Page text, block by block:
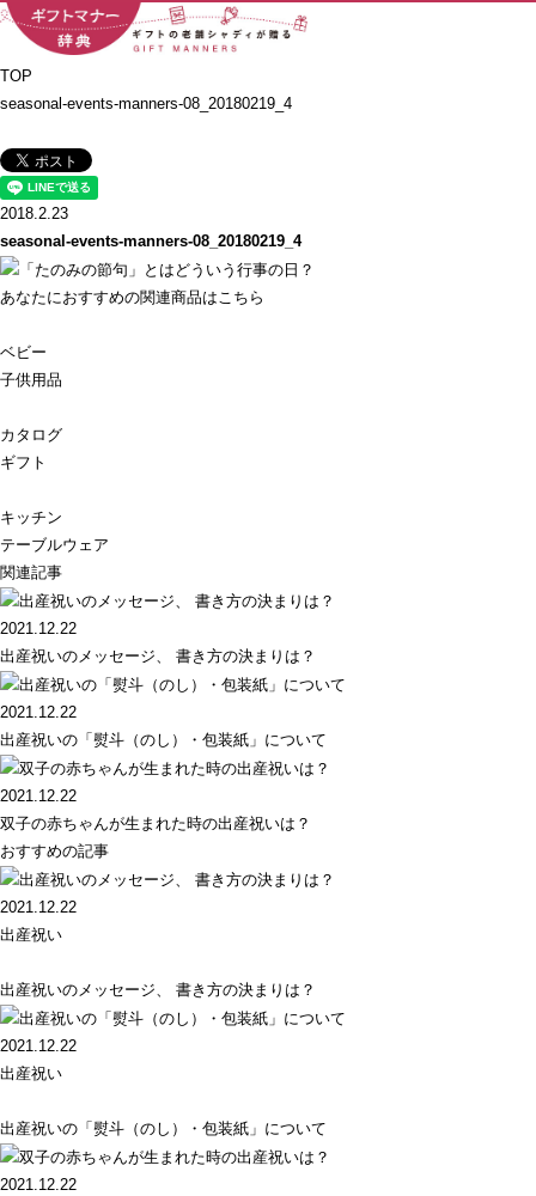
TOP
seasonal-events-manners-08_20180219_4
2018.2.23
seasonal-events-manners-08_20180219_4
あなたにおすすめの関連商品はこちら
ベビー
子供用品
カタログ
ギフト
キッチン
テーブルウェア
関連記事
2021.12.22
出産祝いのメッセージ、 書き方の決まりは？
2021.12.22
出産祝いの「熨斗（のし）・包装紙」について
2021.12.22
双子の赤ちゃんが生まれた時の出産祝いは？
おすすめの記事
2021.12.22
出産祝い
出産祝いのメッセージ、 書き方の決まりは？
2021.12.22
出産祝い
出産祝いの「熨斗（のし）・包装紙」について
2021.12.22